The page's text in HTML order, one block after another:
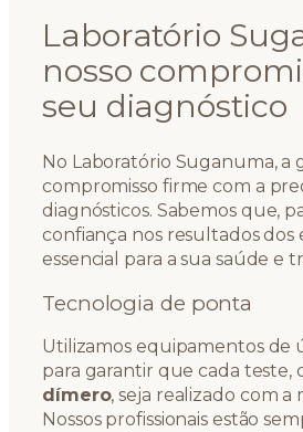
Laboratório
nosso
seu diagnóstico
No Laboratório Suganuma,
compromisso firme com a
diagnósticos. Sabemos que,
confiança nos resultados dos
essencial para a sua saúde e
Tecnologia de ponta
Utilizamos equipamentos de
para garantir que cada teste,
dímero, seja realizado com a
Nossos profissionais estão